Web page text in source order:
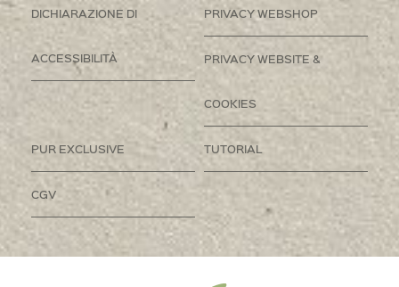
DICHIARAZIONE DI
ACCESSIBILITÀ
PRIVACY WEBSHOP
PRIVACY WEBSITE &
COOKIES
PUR EXCLUSIVE TUTORIAL
CGV